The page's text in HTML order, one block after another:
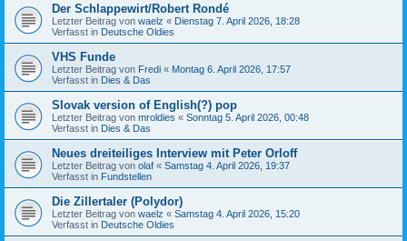
Der Schlappewirt/Robert Rondé
Letzter Beitrag von waelz « Dienstag 7. April 2026, 18:28
Verfasst in Deutsche Oldies
VHS Funde
Letzter Beitrag von Fredi « Montag 6. April 2026, 17:57
Verfasst in Dies & Das
Slovak version of English(?) pop
Letzter Beitrag von mroldies « Sonntag 5. April 2026, 00:48
Verfasst in Dies & Das
Neues dreiteiliges Interview mit Peter Orloff
Letzter Beitrag von olaf « Samstag 4. April 2026, 19:37
Verfasst in Fundstellen
Die Zillertaler (Polydor)
Letzter Beitrag von waelz « Samstag 4. April 2026, 15:20
Verfasst in Deutsche Oldies